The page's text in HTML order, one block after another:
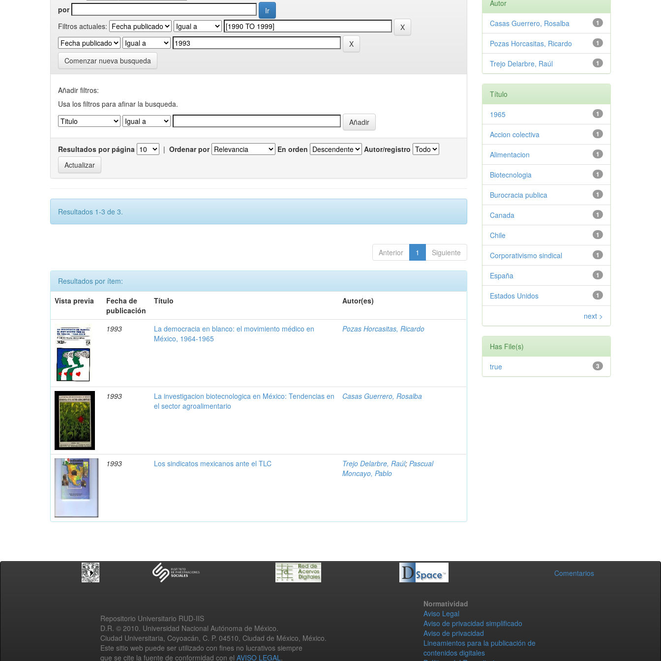
por
Filtros actuales:
Comenzar nueva busqueda
Añadir filtros:
Usa los filtros para afinar la busqueda.
Resultados por página | Ordenar por En orden Autor/registro
Resultados 1-3 de 3.
Anterior 1 Siguiente
Resultados por ítem:
Vista previa
Fecha de
publicación
Título Autor(es)
1993
La democracia en blanco: el movimiento médico en
México, 1964-1965
Pozas Horcasitas, Ricardo
1993
La investigacion biotecnologica en México: Tendencias en
el sector agroalimentario
Casas Guerrero, Rosalba
1993 Los sindicatos mexicanos ante el TLC Trejo Delarbre, Raúl;Pascual
Moncayo, Pablo
Autor
1
Casas Guerrero, Rosalba
1
Pozas Horcasitas, Ricardo
1
Trejo Delarbre, Raúl
Título
1
1965
1
Accion colectiva
1
Alimentacion
1
Biotecnologia
1
Burocracia publica
1
Canada
1
Chile
1
Corporativismo sindical
1
España
1
Estados Unidos
next >
Has File(s)
3
true
Comentarios
Repositorio Universitario RUD-IIS
D.R. © 2010. Universidad Nacional Autónoma de México.
Ciudad Universitaria, Coyoacán, C. P. 04510, Ciudad de México, México.
Este sitio web puede ser utilizado con fines no lucrativos siempre
que se cite la fuente de conformidad con el AVISO LEGAL.
Normatividad
Aviso Legal
Aviso de privacidad simplificado
Aviso de privacidad
Lineamientos para la publicación de
contenidos digitales